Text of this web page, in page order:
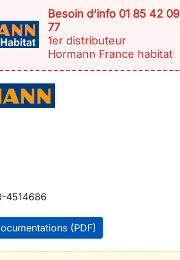
Besoin d‘info 01 85 42 09
77
1er distributeur
Hormann France habitat
4514686
(PDF)